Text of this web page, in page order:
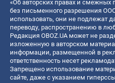
«Об авторских правах и смежных
без письменного разрешения
использовать, они не подлежат
переводу, распространению в
Редакция OBOZ.UA может не
изложенную в авторском
информации, размещенной в
ответственность несет
Запрещено использование
сайте, даже с указанием